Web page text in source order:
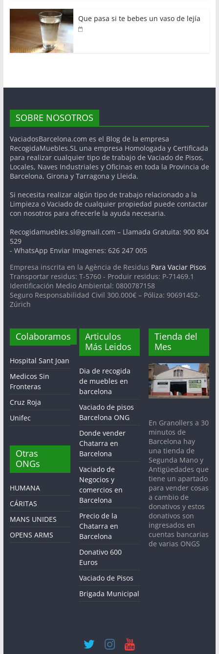
Que pasa si te bebes un vaso de lejía
SOBRE NOSOTROS
VaciadosBarcelona.com es el Blog de la empresa
RecogidaMuebles.SL una empresa Homologada y Certificada
para realizar cualquier tipo de trabajo de Vaciado de Pisos,
Locales, Naves Industriales y Oficinas en toda la Provincia de
Barcelona, Girona y Tarragona y Lleida.
Si necesita realizar algún tipo de trabajo relacionado a la
Limpieza o Vaciado de cualquier propiedad puede contactar
con nosotros para ofrecerle la ayuda necesaria.
Recogidamuebles.sl@gmail.com – Llamada Gratuita: 900 804
529
- WhatsApp Enviar Imagenes: 626 247 005
Empresa inscrita en la Agència de Residus Para Vaciar Pisos
Transportar residus: T-5760 - Produir residus: P-71469.1
Identificación Medio Ambiental: 0800787158
Seguro Responsabilidad Civil 300.000€ – Póliza: 90691452-
Zúrich
Colaboramos
Hospital Sant Joan
Medicos Sin
Fronteras
Cruz Roja
Unifec
Otras
ONGs
HUMANA
CÁRITAS
MANS UNIDES
OPENS ARMS
Articulos
Más Leidos
Dia de recogida
de muebles en
barcelona
Vaciado de pisos
Barcelona ONG
Donde vender
Chatarra en
Barcelona
Vaciado de
Negocios y
comercios en
Barcelona
Precio de la
Chatarra en
Barcelona
Donativo 600
Euros
Vaciado de Pisos
Brigada Municipal
Tienda del
Mes
En Granollers a 30
minutos de
Barcelona hay
una tienda de
Segunda Mano y
Antigüedades que
tiene un apartado
para vender cosas
a cambio de
donativos y estos
donativos son
ingresados en
cuentas bancarias
de varias ONGS